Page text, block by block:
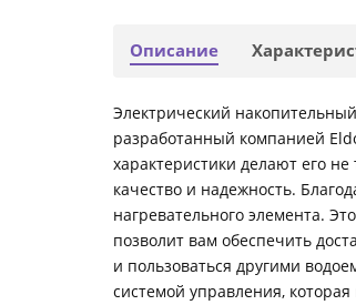
Описание
Электрический
разработанный компанией
характеристики делают его
качество и надежность.
нагревательного элемента.
позволит вам обеспечить
и пользоваться другими
системой управления,